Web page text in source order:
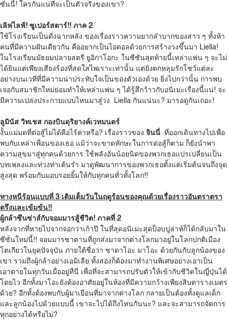
ซั่นนี้! ใครกันแน่ที่จะเป็นตัวจริงของเขา?
เลิฟไลฟ์! ซูเปอร์สตาร์!! ภาค 2
ใช้โรงเรียนเป็นดั่งฉากหลัง ของเรื่องราวความยากลำบากของสาว ๆ ทั้งห้า
คนที่มีความฝันเดียวกัน คืออยากเป็นไอดอลด้วยการสร้างวงขึ้นมา Liella!
ในโรงเรียนมัธยมปลายสตรี ยูอิกาโอกะ ในซีซันสุดท้ายนี้เหล่าแฟน ๆ จะไม่
ได้ยินแต่เพียงเสียงร้องที่สดใสไพเราะเท่านั้น แต่ยังตกหลุมรักโชว์แต่ละ
อย่างบนเวทีที่มีความน่าประทับใจเป็นของตัวเองด้วย ยิ่งไปกว่านั้น การพบ
เจอกับสมาชิกใหม่ย่อมทำให้เหล่าแฟน ๆ ได้รู้สึกว้าวกับอนิเมะเรื่องนี้แน่! จะ
มีความเปล่งประกายแบบไหนมาสู่วง Liella กันแน่นะ? มารอดูกันเถอะ!
ลูมินัส วิทเชส กองบินดุริยางค์เวทมนตร์
งั้นแม่มดที่ต่อสู้ไม่ได้คือไร้ค่าหรือ? เรื่องราวของ จินนี่ ที่ออกเดินทางไปเพื่อ
พบกับเหล่าเพื่อนของเธอ แม้ว่าจะขาดทักษะในการต่อสู้ก็ตาม ก็ยังนำพา
ความสุขมาสู่ทุกคนด้วยการ ใช้พลังอันน้อยนิดของพวกเธอแปรเปลี่ยนเป็น
บทเพลงและท่วงท่าเต้นรำ มาดูพัฒนาการของพวกเธอตั้งแต่เริ่มต้นจนถึงจุด
สูงสุด พร้อมกับมอบรอยยิ้มให้กับทุกคนทั่วทั้งโลก!!
ทางหนีร้อนแบบที่ 3 เติมเต็มวันในฤดูร้อนของคุณด้วยเรื่องราวอันตราตรา
ตรึงและเข้มข้น!!
ผู้กล้าซึนซ่าส์กับจอมมารสู้ชีวิต! ภาคที่ 2
หลังจากที่หายไปจากจอกว่าเก้าปี ในที่สุดอนิเมะสุดป็อบปูล่าห์ก็ได้กลับมาใน
ซีซั่นใหม่นี้!! จอมมารซาตานที่ถูกส่งมาจากต่างโลกมาอยู่ในโลกปกติเมือง
โตเกียวในยุคปัจจุบัน ภายใต้ชื่อว่า ซาดาโอะ มาโอะ ด้วยกันกับลูกน้องของ
เขา รวมถึงผู้กล้าอย่างเอมิเลีย ทั้งสองก็ต้องมาทำงานพิเศษอย่างเอาเป็น
เอาตายในทุกวันเมื่ออยู่ที่นี่ เพื่อที่จะสามารถปรับตัวให้เข้ากับชีวิตในญี่ปุ่นได้
โดยไว อีกทั้งมาโอะยังต้องอาศัยอยู่ในห้องที่มีความกว้างเพียงสิบตารางเมตร
ด้วย? อีกทั้งต้องพบกับผู้มาเยือนที่มาจากต่างโลก กลายเป็นต้องทั้งดูแลเด็ก
และลูกน้องไปด้วยแบบนี้ เขาจะไปได้ถึงไหนกันนะ? และจะสามารถจัดการ
ทุกอย่างได้หรือไม่?